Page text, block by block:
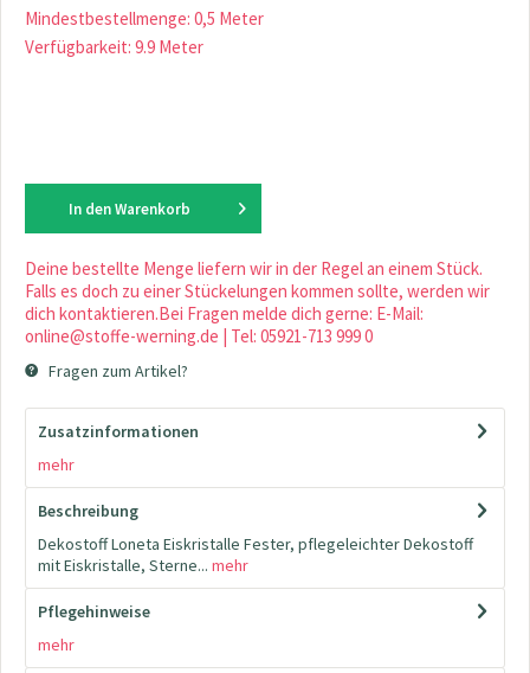
Mindestbestellmenge: 0,5 Meter
Verfügbarkeit: 9.9 Meter
In den Warenkorb
Deine bestellte Menge liefern wir in der Regel an einem Stück.
Falls es doch zu einer Stückelungen kommen sollte, werden wir
dich kontaktieren.Bei Fragen melde dich gerne: E-Mail:
online@stoffe-werning.de | Tel: 05921-713 999 0
Fragen zum Artikel?
Zusatzinformationen
mehr
Beschreibung
Dekostoff Loneta Eiskristalle Fester, pflegeleichter Dekostoff
mit Eiskristalle, Sterne... mehr
Pflegehinweise
mehr